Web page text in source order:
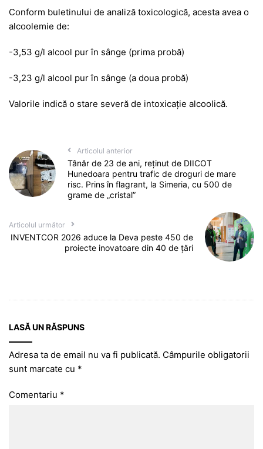
Conform buletinului de analiză toxicologică, acesta avea o
alcoolemie de:
-3,53 g/l alcool pur în sânge (prima probă)
-3,23 g/l alcool pur în sânge (a doua probă)
Valorile indică o stare severă de intoxicație alcoolică.
Articolul anterior
Tânăr de 23 de ani, reținut de DIICOT
Hunedoara pentru trafic de droguri de mare
risc. Prins în flagrant, la Simeria, cu 500 de
grame de „cristal”
Articolul următor
INVENTCOR 2026 aduce la Deva peste 450 de
proiecte inovatoare din 40 de țări
LASĂ UN RĂSPUNS
Adresa ta de email nu va fi publicată. Câmpurile obligatorii
sunt marcate cu *
Comentariu *